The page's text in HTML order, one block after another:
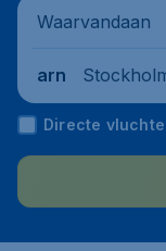
Waarvandaan
arn
Directe